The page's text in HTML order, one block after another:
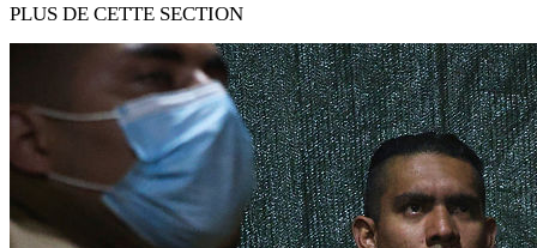
PLUS DE CETTE SECTION